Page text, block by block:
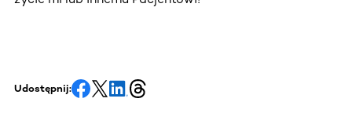
Udostępnij: